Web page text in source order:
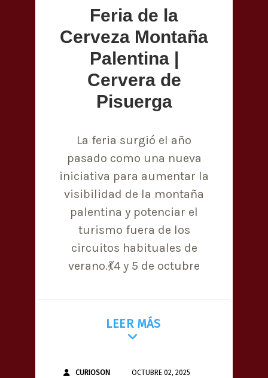
Feria de la
Cerveza Montaña
Palentina |
Cervera de
Pisuerga
La feria surgió el año
pasado como una nueva
iniciativa para aumentar la
visibilidad de la montaña
palentina y potenciar el
turismo fuera de los
circuitos habituales de
verano.💃4 y 5 de octubre
LEER MÁS
CURIOSON
OCTUBRE 02, 2025